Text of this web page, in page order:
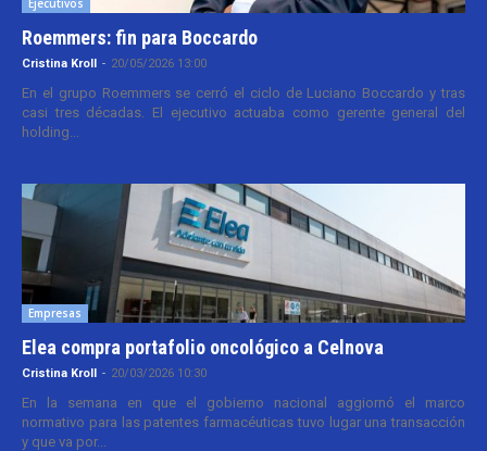
Roemmers: fin para Boccardo
Cristina Kroll - 20/05/2026 13:00
En el grupo Roemmers se cerró el ciclo de Luciano Boccardo y tras
casi tres décadas. El ejecutivo actuaba como gerente general del
holding...
Empresas
Elea compra portafolio oncológico a Celnova
Cristina Kroll - 20/03/2026 10:30
En la semana en que el gobierno nacional aggiornó el marco
normativo para las patentes farmacéuticas tuvo lugar una transacción
y que va por...